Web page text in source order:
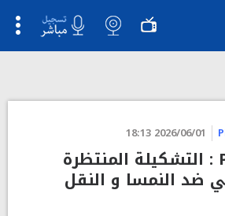
2026/06/01 18:13
Planète Sport : التشكيلة المنتظرة
ضد النمسا و النقل